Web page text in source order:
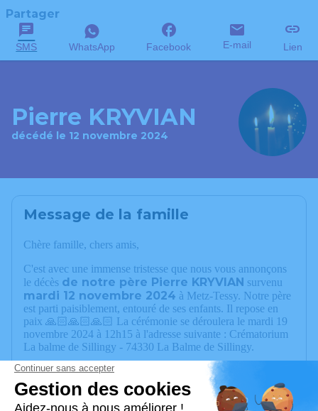
Partager
SMS WhatsApp Facebook E-mail Lien
Pierre KRYVIAN
décédé le 12 novembre 2024
Message de la famille
Chère famille, chers amis,
C'est avec une immense tristesse que nous vous annonçons
le décès de notre père Pierre KRYVIAN survenu
mardi 12 novembre 2024 à Metz-Tessy. Notre père
est parti paisiblement, entouré de ses enfants. Il repose en
paix 🙏🏻🙏🏻🙏🏻 La cérémonie se déroulera le mardi 19
novembre 2024 à 12h15 à l'adresse suivante : Crématorium
La balme de Sillingy - 74330 La Balme de Sillingy.
Cet espace privé est destiné à recueillir vos condoléances ou
le souvenir d’un moment passé.